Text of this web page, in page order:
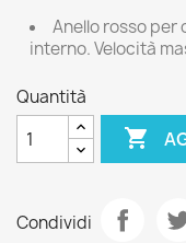
Anello rosso
interno. Velocità
Quantità

Condividi